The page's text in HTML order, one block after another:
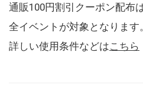
通販100円割引クーポン配布
全イベントが対象となります。
詳しい使用条件などはこちら